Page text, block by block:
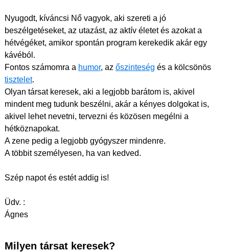
Nyugodt, kíváncsi Nő vagyok, aki szereti a jó
beszélgetéseket, az utazást, az aktív életet és azokat a
hétvégéket, amikor spontán program kerekedik akár egy
kávéból.
Fontos számomra a humor, az őszinteség és a kölcsönös
tisztelet.
Olyan társat keresek, aki a legjobb barátom is, akivel
mindent meg tudunk beszélni, akár a kényes dolgokat is,
akivel lehet nevetni, tervezni és közösen megélni a
hétköznapokat.
A zene pedig a legjobb gyógyszer mindenre.
A többit személyesen, ha van kedved.
Szép napot és estét addig is!
Üdv. :
Ágnes
Milyen társat keresek?